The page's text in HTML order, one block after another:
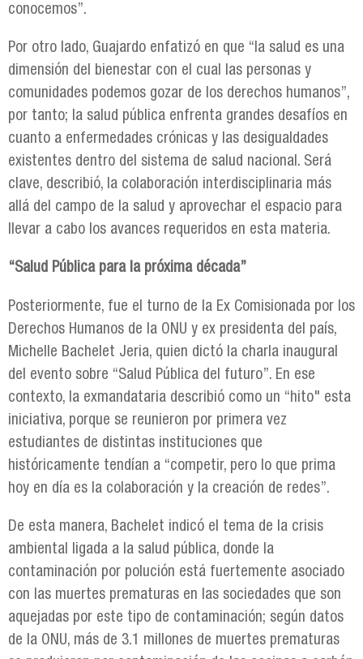
conocemos”.
Por otro lado, Guajardo enfatizó en que “la salud es una
dimensión del bienestar con el cual las personas y
comunidades podemos gozar de los derechos humanos”,
por tanto; la salud pública enfrenta grandes desafíos en
cuanto a enfermedades crónicas y las desigualdades
existentes dentro del sistema de salud nacional. Será
clave, describió, la colaboración interdisciplinaria más
allá del campo de la salud y aprovechar el espacio para
llevar a cabo los avances requeridos en esta materia.
“Salud Pública para la próxima década”
Posteriormente, fue el turno de la Ex Comisionada por los
Derechos Humanos de la ONU y ex presidenta del país,
Michelle Bachelet Jeria, quien dictó la charla inaugural
del evento sobre “Salud Pública del futuro”. En ese
contexto, la exmandataria describió como un “hito" esta
iniciativa, porque se reunieron por primera vez
estudiantes de distintas instituciones que
históricamente tendían a “competir, pero lo que prima
hoy en día es la colaboración y la creación de redes”.
De esta manera, Bachelet indicó el tema de la crisis
ambiental ligada a la salud pública, donde la
contaminación por polución está fuertemente asociado
con las muertes prematuras en las sociedades que son
aquejadas por este tipo de contaminación; según datos
de la ONU, más de 3.1 millones de muertes prematuras